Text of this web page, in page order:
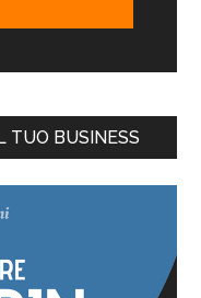
TUO BUSINESS